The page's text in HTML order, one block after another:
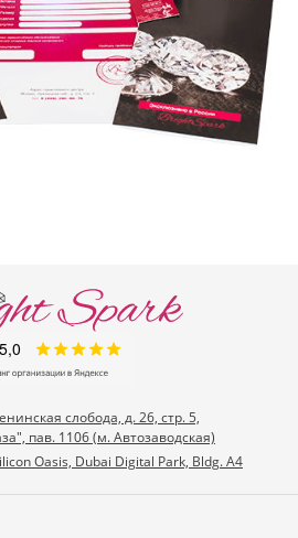
слобода, д. 26, стр. 5,
пав. 1106 (м. Автозаводская)
Oasis, Dubai Digital Park, Bldg. A4